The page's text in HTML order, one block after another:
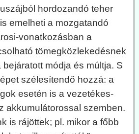
hordozandó teher
emelheti a mozgatandó
vonatkozásban a
tömegközlekedésnek
módja és múltja. S
szélesítendő hozzá: a
esetén is a vezetékes-
akkumulátorossal szemben.
is rájöttek; pl. mikor a főbb